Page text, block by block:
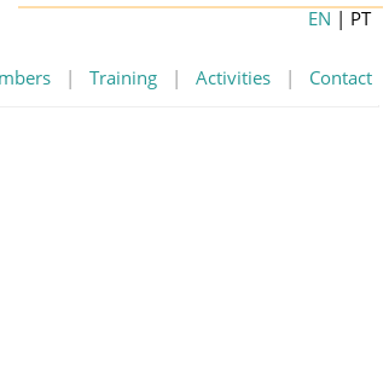
| Training | Activities | Contact
EN | PT